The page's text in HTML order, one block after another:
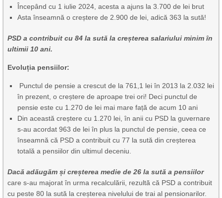
Începând cu 1 iulie 2024, acesta a ajuns la 3.700 de lei brut
Asta înseamnă o creștere de 2.900 de lei, adică 363 la sută!
PSD a contribuit cu 84 la sută la creșterea salariului minim în
ultimii 10 ani.
Evoluția pensiilor:
Punctul de pensie a crescut de la 761,1 lei în 2013 la 2.032 lei
în prezent, o creștere de aproape trei ori! Deci punctul de
pensie este cu 1.270 de lei mai mare față de acum 10 ani
Din această creștere cu 1.270 lei, în anii cu PSD la guvernare
s-au acordat 963 de lei în plus la punctul de pensie, ceea ce
înseamnă că PSD a contribuit cu 77 la sută din creșterea
totală a pensiilor din ultimul deceniu.
Dacă adăugăm și creșterea medie de 26 la sută a pensiilor
care s-au majorat în urma recalculării, rezultă că PSD a contribuit
cu peste 80 la sută la creșterea nivelului de trai al pensionarilor.